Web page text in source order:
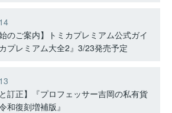
のご案内】トミカプレミアム公式ガイ
プレミアム大全2』3/23発売予定
と訂正】『プロフェッサー吉岡の私有貨
復刻増補版』